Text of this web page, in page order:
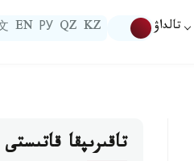
تالداۋ KZ
QZ
РУ
EN
تاقىرىپقا قاتىستى